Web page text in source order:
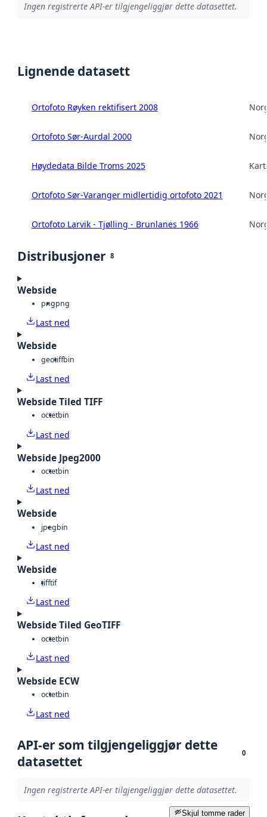
Ingen registrerte API-er tilgjengeliggjør dette datasettet.
Lignende datasett
Ortofoto Røyken rektifisert 2008
Ortofoto Sør-Aurdal 2000
Høydedata Bilde Troms 2025
Ortofoto Sør-Varanger midlertidig ortofoto 2021
Ortofoto Larvik - Tjølling - Brunlanes 1966
Distribusjoner 8
Webside
pngpng
Last ned
Webside
geotiffbin
Last ned
Webside Tiled TIFF
octetbin
Last ned
Webside Jpeg2000
octetbin
Last ned
Webside
jpegbin
Last ned
Webside
tifftif
Last ned
Webside Tiled GeoTIFF
octetbin
Last ned
Webside ECW
octetbin
Last ned
API-er som tilgjengeliggjør dette
datasettet
0
Ingen registrerte API-er tilgjengeliggjør dette datasettet.
Skjul tomme rader